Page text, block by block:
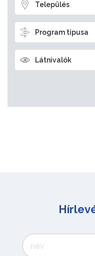
Település
Program típusa
Látnivalók